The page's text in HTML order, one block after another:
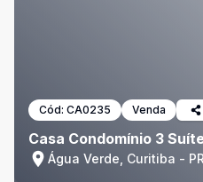
Cód: CA0235 Venda
Casa Condomínio 3
Água Verde, Curitiba - PR